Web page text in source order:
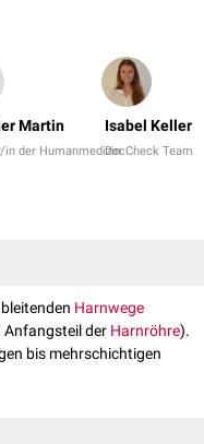
Martin
in der Humanmedizin
Isabel Keller
DocCheck Team
Harnwege
Anfangsteil der Harnröhre).
bis mehrschichtigen